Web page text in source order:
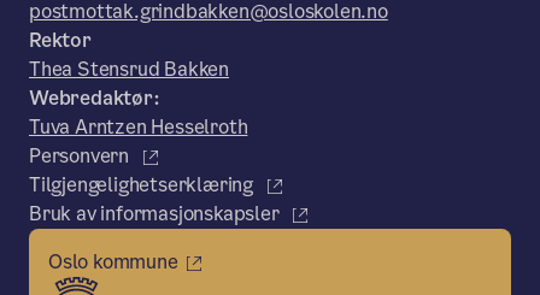
postmottak.grindbakken@osloskolen.no
Rektor
Thea Stensrud Bakken
Webredaktør:
Tuva Arntzen Hesselroth
Personvern
Tilgjengelighetserklæring
Bruk av informasjonskapsler
Oslo kommune